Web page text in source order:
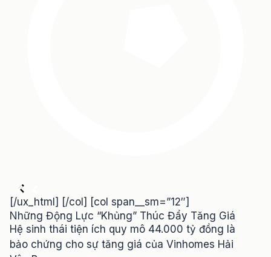
[/ux_html] [/col] [col span__sm=”12″]
Những Động Lực “Khủng” Thúc Đẩy Tăng Giá
Hệ sinh thái tiện ích quy mô 44.000 tỷ đồng là
bảo chứng cho sự tăng giá của Vinhomes Hải